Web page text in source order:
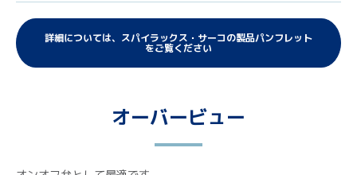
詳細については、スパイラックス・サーコの製品パンフレット
をご覧ください
オーバービュー